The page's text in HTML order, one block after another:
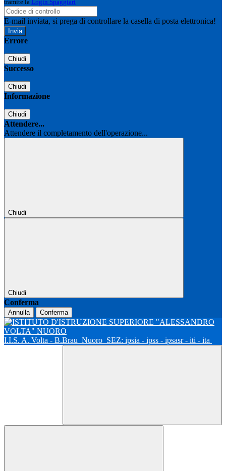
tramite la Login Spaggiari
E-mail inviata, si prega di controllare la casella di posta elettronica!
Errore
Chiudi
Successo
Chiudi
Informazione
Chiudi
Attendere...
Attendere il completamento dell'operazione...
Chiudi
Chiudi
Conferma
Annulla Conferma
I.I.S. A. Volta - B.Brau Nuoro SEZ: ipsia - ipss - ipsasr - iti - ita